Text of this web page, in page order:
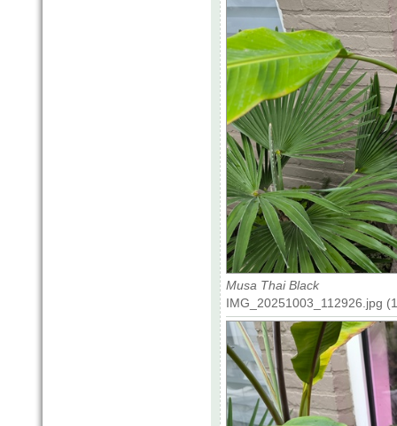
Musa Thai Black
IMG_20251003_112926.jpg